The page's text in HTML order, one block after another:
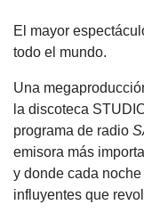
El mayor
todo el mundo.
Una
la discoteca
programa de radio
emisora más
y donde cada
influyentes que